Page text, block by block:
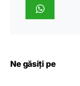
Ne găsiți pe